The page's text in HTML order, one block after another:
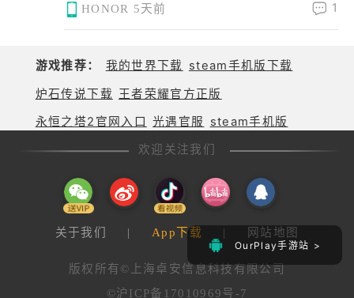
OurPlay手游站 >
HONOR 5天前 1
游戏推荐： 我的世界下载 steam手机版下载
炉石传说下载 王者荣耀官方正版
永恒之塔2官网入口
光遇官服
steam手机版
欢迎关注我们
关于我们 | App下载 | 网站地图
版权所有©上海卓安信息科技有限公司
©沪ICP备17010969号-7